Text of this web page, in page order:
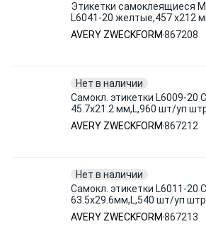
Этикетки самоклеящиеся
L6041-20 желтые,457 х212
штр. 4004182060414 867208
ZWECKFORM
AVERY ZWECKFORM 867208
Нет в наличии
Самокл. этикетки L6009-20
45.7x21.2 мм,L,960 шт/уп
4004182060094 867212
ZWECKFORM
AVERY ZWECKFORM 867212
Нет в наличии
Самокл. этикетки L6011-20
63.5x29.6мм,L,540 шт/уп штр.
4004182060117 867213
ZWECKFORM
AVERY ZWECKFORM 867213